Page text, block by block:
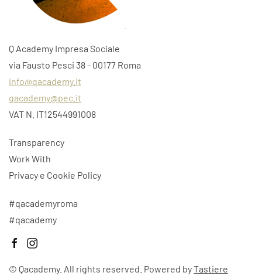
Q Academy Impresa Sociale
via Fausto Pesci 38 - 00177 Roma
info@qacademy.it
qacademy@pec.it
VAT N. IT12544991008
Transparency
Work With
Privacy e Cookie Policy
#qacademyroma
#qacademy
© Qacademy. All rights reserved. Powered byTastiere